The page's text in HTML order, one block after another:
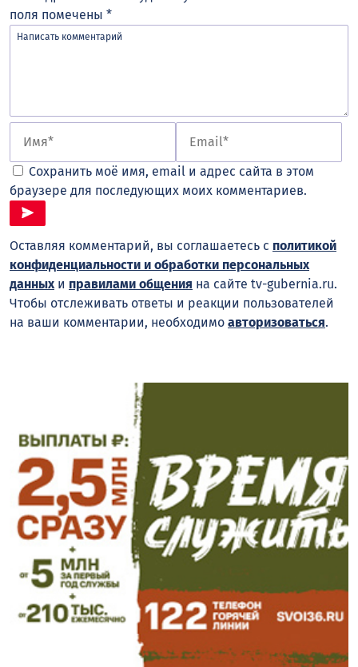
поля помечены *
Сохранить моё имя, email и адрес сайта в этом
браузере для последующих моих комментариев.
Оставляя комментарий, вы соглашаетесь с политикой
конфиденциальности и обработки персональных
данных и правилами общения на сайте tv-gubernia.ru.
Чтобы отслеживать ответы и реакции пользователей
на ваши комментарии, необходимо авторизоваться.